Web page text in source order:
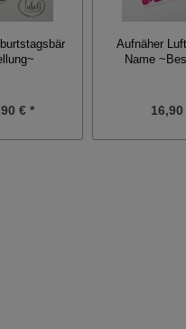
€ *
Aufnäher
Name
16,90